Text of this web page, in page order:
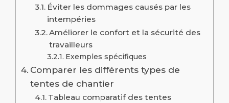
Éviter les dommages causés par les
intempéries
Améliorer le confort et la sécurité des
travailleurs
Exemples spécifiques
Comparer les différents types de
tentes de chantier
Tableau comparatif des tentes